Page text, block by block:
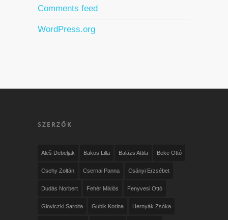
Comments feed
WordPress.org
SZERZŐK
Aleš Debeljak Bakos Lilla Balázs Attila Beke Ottó
Csehy Zoltán Csernai Panna Csányi Erzsébet
Dudás Norbert Fehér Miklós Fenyvesi Ottó
Gloviczki Sarolta Gubik Korina Hernyák Zsóka